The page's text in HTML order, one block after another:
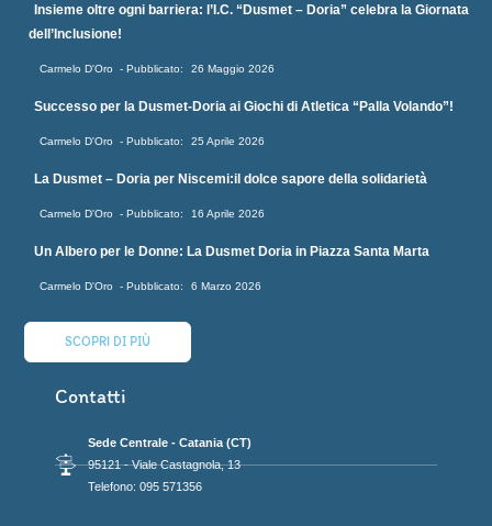
Insieme oltre ogni barriera: l’I.C. “Dusmet – Doria” celebra la Giornata
dell’Inclusione!
Carmelo D'Oro 26 Maggio 2026
Successo per la Dusmet-Doria ai Giochi di Atletica “Palla Volando”!
Carmelo D'Oro 25 Aprile 2026
La Dusmet – Doria per Niscemi:il dolce sapore della solidarietà
Carmelo D'Oro 16 Aprile 2026
Un Albero per le Donne: La Dusmet Doria in Piazza Santa Marta
Carmelo D'Oro 6 Marzo 2026
SCOPRI DI PIÙ
Contatti
Sede Centrale - Catania (CT)
95121 - Viale Castagnola, 13
Telefono: 095 571356